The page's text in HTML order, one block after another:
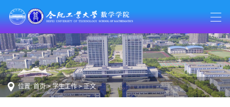
位置:首页>学生工作> 正文